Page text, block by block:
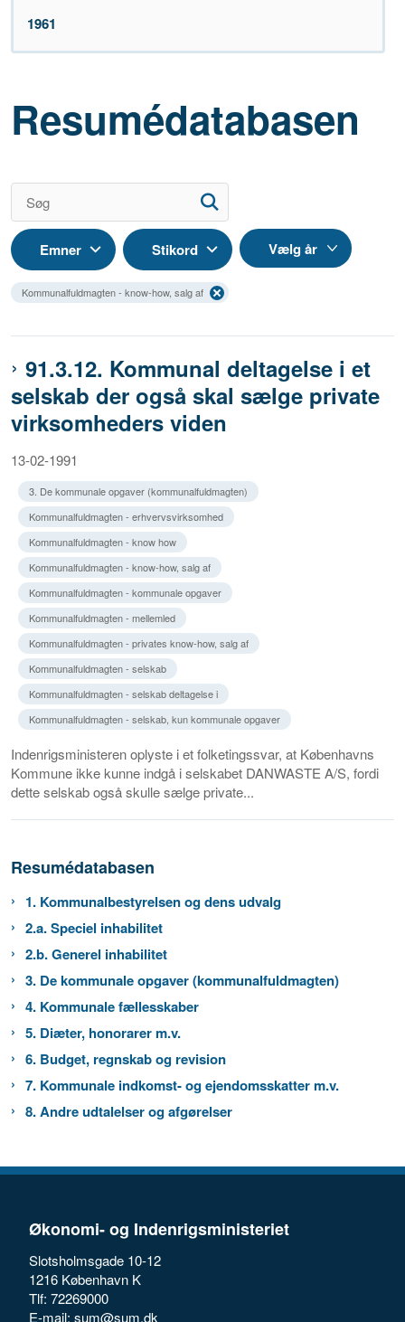
1961
Resumédatabasen
Emner Stikord
Kommunalfuldmagten - know-how, salg af
91.3.12. Kommunal deltagelse i et
selskab der også skal sælge private
virksomheders viden
13-02-1991
3. De kommunale opgaver (kommunalfuldmagten)
Kommunalfuldmagten - erhvervsvirksomhed
Kommunalfuldmagten - know how
Kommunalfuldmagten - know-how, salg af
Kommunalfuldmagten - kommunale opgaver
Kommunalfuldmagten - mellemled
Kommunalfuldmagten - privates know-how, salg af
Kommunalfuldmagten - selskab
Kommunalfuldmagten - selskab deltagelse i
Kommunalfuldmagten - selskab, kun kommunale opgaver
Indenrigsministeren oplyste i et folketingssvar, at Københavns
Kommune ikke kunne indgå i selskabet DANWASTE A/S, fordi
dette selskab også skulle sælge private...
Resumédatabasen
1. Kommunalbestyrelsen og dens udvalg
2.a. Speciel inhabilitet
2.b. Generel inhabilitet
3. De kommunale opgaver (kommunalfuldmagten)
4. Kommunale fællesskaber
5. Diæter, honorarer m.v.
6. Budget, regnskab og revision
7. Kommunale indkomst- og ejendomsskatter m.v.
8. Andre udtalelser og afgørelser
Økonomi- og Indenrigsministeriet
Slotsholmsgade 10-12
1216 København K
Tlf: 72269000
E-mail: sum@sum.dk